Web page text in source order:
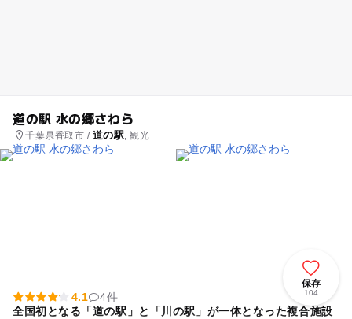
道の駅 水の郷さわら
千葉県香取市 / 道の駅, 観光
保存
104
4.1
4件
全国初となる「道の駅」と「川の駅」が一体となった複合施設